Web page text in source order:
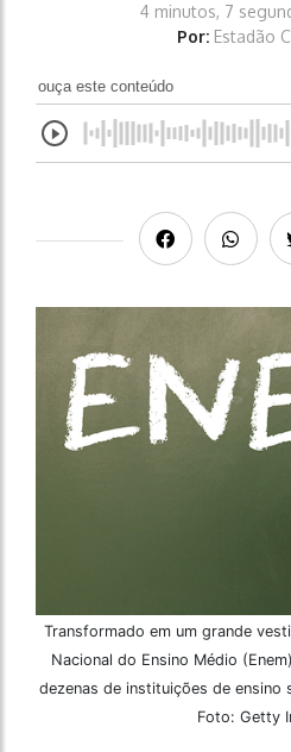
4 minutos, 7
Por: Estadão
ouça este conteúdo
Transformado em um grande
Nacional do Ensino Médio
dezenas de instituições de ensino
Foto: Getty